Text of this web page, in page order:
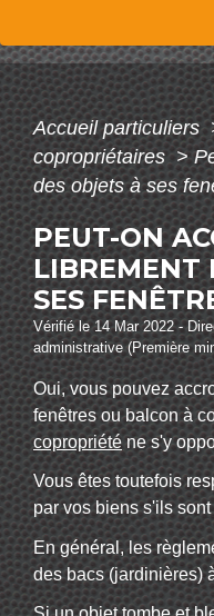
Accueil particuliers
copropriétaires>
des objets à ses
PEUT-ON
LIBREMENT
SES
Vérifié le 14 Mar 2022 -
administrative (Première
Oui, vous pouvez
fenêtres ou balcon à
copropriéténe s'y
Vous êtes toutefois
par vos biens s'ils sont
En général, les
des bacs (jardinières)